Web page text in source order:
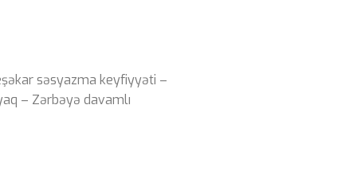
səsyazma keyfiyyəti –
– Zərbəyə davamlı